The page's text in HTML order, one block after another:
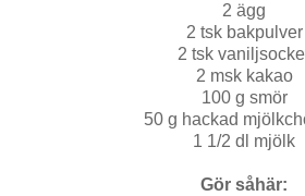
2 ägg
2 tsk bakpulver
2 tsk
2 msk kakao
100 g smör
50 g hackad
1 1/2 dl mjölk
Gör såhär: